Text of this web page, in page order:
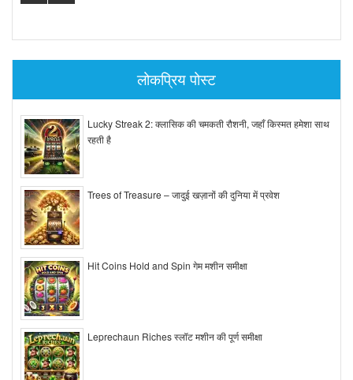
लोकप्रिय पोस्ट
Lucky Streak 2: क्लासिक की चमकती रौशनी, जहाँ किस्मत हमेशा साथ
रहती है
Trees of Treasure – जादुई खज़ानों की दुनिया में प्रवेश
Hit Coins Hold and Spin गेम मशीन समीक्षा
Leprechaun Riches स्लॉट मशीन की पूर्ण समीक्षा